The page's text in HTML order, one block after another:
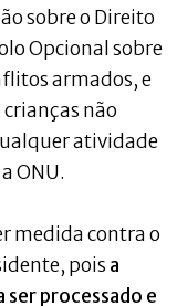
sobre o Direito
Opcional sobre
armados, e
não
atividade
ONU.
medida contra o
pois a
processado e